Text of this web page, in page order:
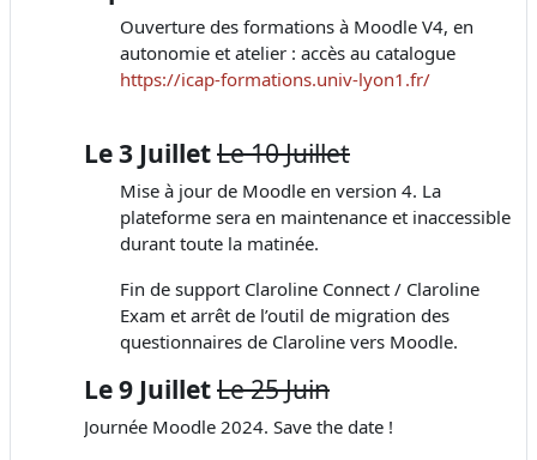
Ouverture des formations à Moodle V4, en
autonomie et atelier : accès au catalogue
https://icap-formations.univ-lyon1.fr/
Le 3 JuilletLe 10 Juillet
Mise à jour de Moodle en version 4. La
plateforme sera en maintenance et inaccessible
durant toute la matinée.
Fin de support Claroline Connect / Claroline
Exam et arrêt de l’outil de migration des
questionnaires de Claroline vers Moodle.
Le 9 JuilletLe 25 Juin
Journée Moodle 2024. Save the date !